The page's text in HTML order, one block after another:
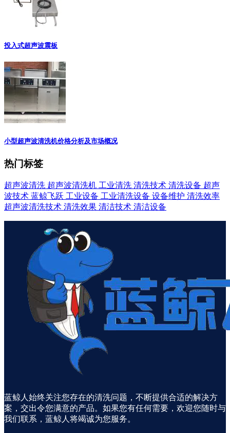
投入式超声波震板
小型超声波清洗机价格分析及市场概况
热门标签
超声波清洗 超声波清洗机 工业清洗 清洗技术 清洗设备 超声
波技术 蓝鲸飞跃 工业设备 工业清洗设备 设备维护 清洗效率
超声波清洗技术 清洗效果 清洁技术 清洁设备
蓝鲸人始终关注您存在的清洗问题，不断提供合适的解决方
案，交出令您满意的产品。如果您有任何需要，欢迎您随时与
我们联系，蓝鲸人将竭诚为您服务。